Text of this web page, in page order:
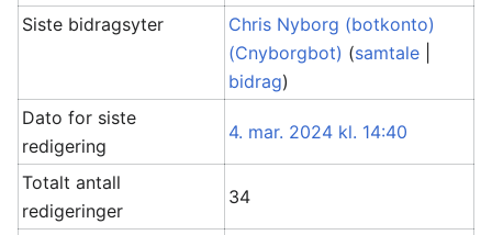
Siste bidragsyter
Chris Nyborg (botkonto)
(Cnyborgbot) (samtale
bidrag)
Dato for siste
redigering
4. mar. 2024 kl. 14:40
Totalt antall
redigeringer
34